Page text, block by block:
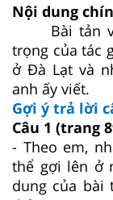
Nội dung
Bài tản
trọng của tác
ở Đà Lạt và
anh ấy viết.
Gợi ý trả lời
Câu 1 (trang
- Theo em,
thể gợi lên ở
dung của bài